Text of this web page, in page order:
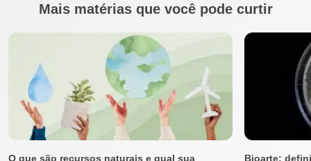
Mais matérias que você pode curtir
O que são recursos naturais e qual sua
Bioarte: